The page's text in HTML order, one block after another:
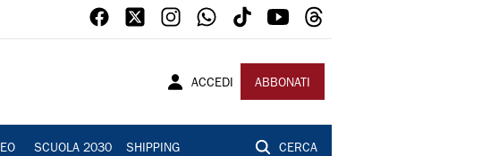
ACCEDI ABBONATI
SCUOLA 2030 SHIPPING CERCA